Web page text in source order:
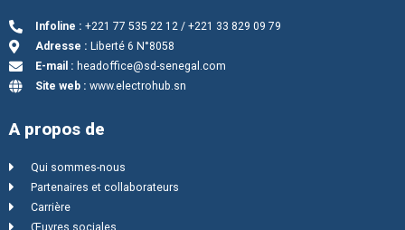
Infoline : +221 77 535 22 12 / +221 33 829 09 79
Adresse : Liberté 6 N°8058
E-mail : headoffice@sd-senegal.com
Site web : www.electrohub.sn
A propos de
Qui sommes-nous
Partenaires et collaborateurs
Carrière
Œuvres sociales